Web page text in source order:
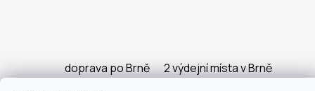
doprava po Brně 2 výdejní místa v Brně